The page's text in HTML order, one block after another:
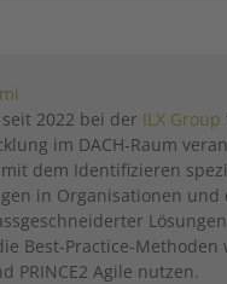
2022 bei der ILX Group
im DACH-Raum
dem Identifizieren
in Organisationen und
Best-Practice-Methoden
PRINCE2 Agile nutzen.